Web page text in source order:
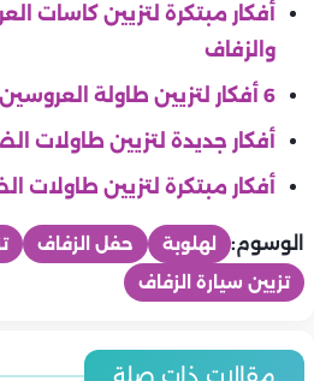
أفكار مبتكرة لتزيين كاسات
والزفاف
6 أفكار لتزيين طاولة العروسين
أفكار جديدة لتزيين طاولات
أفكار مبتكرة لتزيين
الوسوم: لهلوبة حفل الزفاف
تزيين سيارة الزفاف
أفضل أوقات التصوير خلال اليوم
عرايس
عرايس